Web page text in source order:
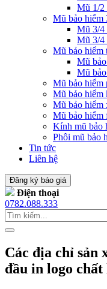
Mũ 1/2
Mũ bảo hiểm
Mũ 3/4
Mũ 3/4
Mũ bảo hiểm
Mũ
Mũ
Mũ bảo hiểm
Mũ bảo hiểm
Mũ bảo hiểm
Mũ bảo hiểm
Kính mũ bảo
Phôi mũ bảo
Tin tức
Liên hệ
Đăng ký báo giá
Điện thoại
0782.088.333
Các địa chỉ sản
đầu in logo